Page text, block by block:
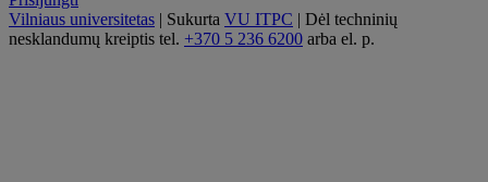
Vilniaus universitetas | Sukurta VU ITPC | Dėl techninių
nesklandumų kreiptis tel. +370 5 236 6200 arba el. p.